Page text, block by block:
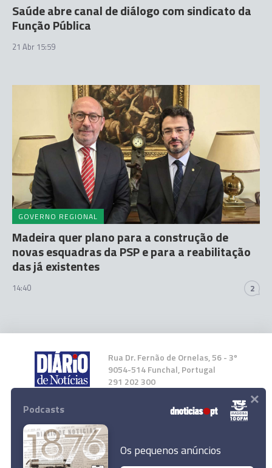
Saúde abre canal de diálogo com sindicato da
Função Pública
21 Abr 15:59
GOVERNO REGIONAL
Madeira quer plano para a construção de
novas esquadras da PSP e para a reabilitação
das já existentes
14:40 2
Rua Dr. Fernão de Ornelas, 56 - 3º
9054-514 Funchal, Portugal
291 202 300
Instale a nossa App
Podcasts
Os pequenos anúncios
×